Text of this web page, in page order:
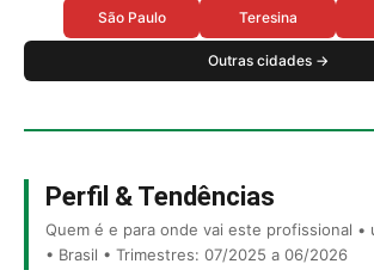
São Paulo Teresina
Outras cidades →
Perfil & Tendências
Quem é e para onde vai este profissional •
• Brasil • Trimestres: 07/2025 a 06/2026